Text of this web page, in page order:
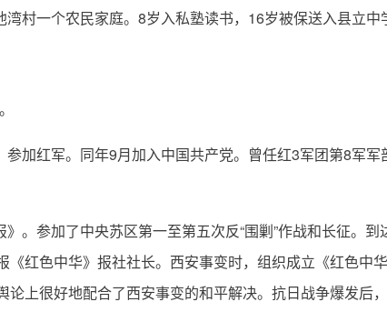
村一个农民家庭。8岁入私塾读书，16岁被保送入县立中
加红军。同年9月加入中国共产党。曾任红3军团第8军
。参加了中央苏区第一至第五次反“围剿”作战和长征。
红色中华》报社社长。西安事变时，组织成立《红色中
上很好地配合了西安事变的和平解决。抗日战争爆发后